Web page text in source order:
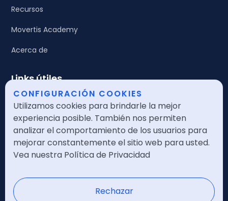
Recursos
Movertis Academy
Acerca de
Links útiles
Soporte
Login
Desarrolladores
Contacta con Ventas
CONFIGURACIÓN COOKIES
Utilizamos cookies para brindarle la mejor
experiencia posible. También nos permiten
analizar el comportamiento de los usuarios para
mejorar constantemente el sitio web para usted.
Vea nuestra Política de Privacidad
Rechazar